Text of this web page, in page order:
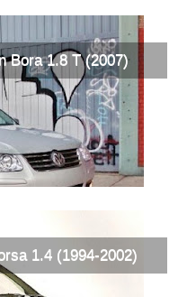
Bora 1.8 T (2007)
1.4 (1994-2002)